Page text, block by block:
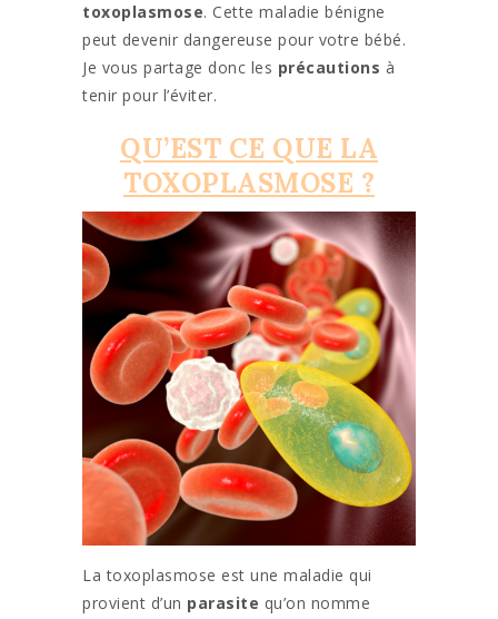
toxoplasmose. Cette maladie bénigne
peut devenir dangereuse pour votre bébé.
Je vous partage donc les précautions à
tenir pour l’éviter.
QU’EST CE QUE LA
TOXOPLASMOSE ?
La toxoplasmose est une maladie qui
provient d’un parasite qu’on nomme